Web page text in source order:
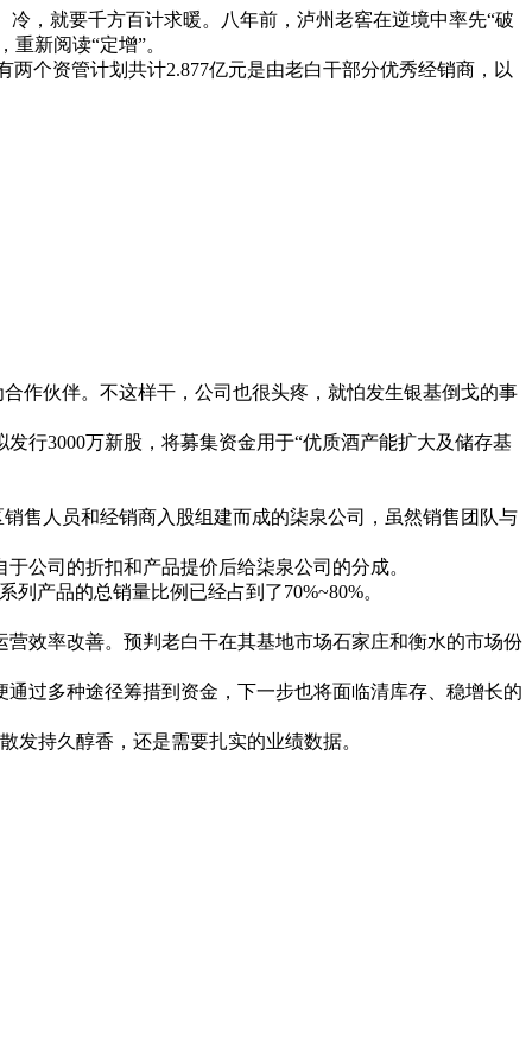
，就要千方百计求暖。八年前，泸州老窖在逆境中率先“破
新阅读“定增”。
个资管计划共计2.877亿元是由老白干部分优秀经销商，以
作伙伴。不这样干，公司也很头疼，就怕发生银基倒戈的事
行3000万新股，将募集资金用于“优质酒产能扩大及储存基
售人员和经销商入股组建而成的柒泉公司，虽然销售团队与
公司的折扣和产品提价后给柒泉公司的分成。
产品的总销量比例已经占到了70%~80%。
效率改善。预判老白干在其基地市场石家庄和衡水的市场份
过多种途径筹措到资金，下一步也将面临清库存、稳增长的
持久醇香，还是需要扎实的业绩数据。